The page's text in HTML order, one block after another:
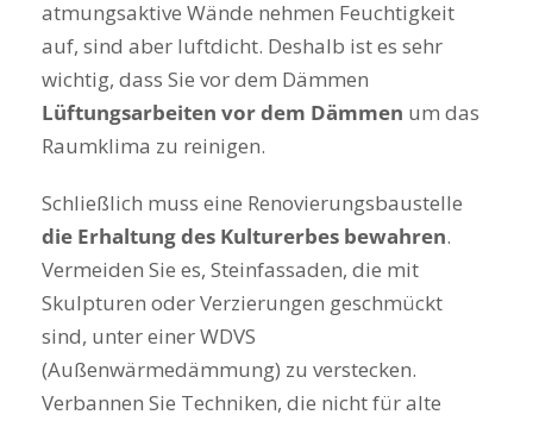
atmungsaktive Wände nehmen Feuchtigkeit
auf, sind aber luftdicht. Deshalb ist es sehr
wichtig, dass Sie vor dem Dämmen
Lüftungsarbeiten vor dem Dämmen um das
Raumklima zu reinigen.
Schließlich muss eine Renovierungsbaustelle
die Erhaltung des Kulturerbes bewahren.
Vermeiden Sie es, Steinfassaden, die mit
Skulpturen oder Verzierungen geschmückt
sind, unter einer WDVS
(Außenwärmedämmung) zu verstecken.
Verbannen Sie Techniken, die nicht für alte